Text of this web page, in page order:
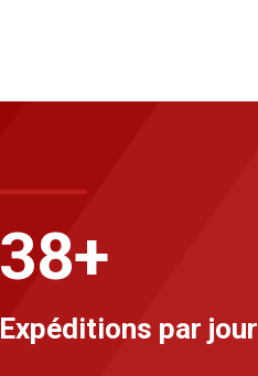
40+
Expéditions par jour